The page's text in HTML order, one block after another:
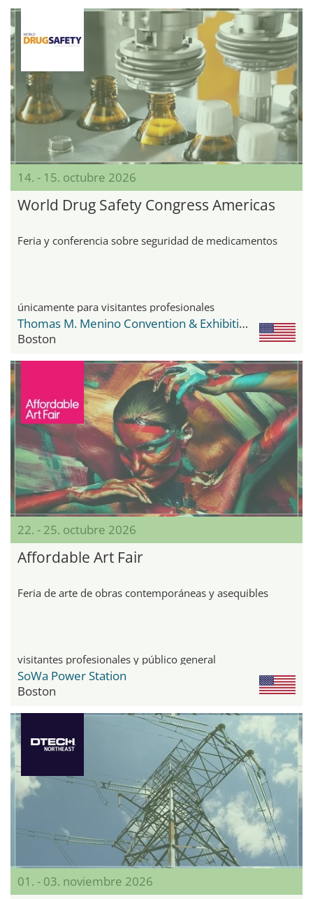
14. - 15. octubre 2026
World Drug Safety Congress Americas
Feria y conferencia sobre seguridad de medicamentos
únicamente para visitantes profesionales
Thomas M. Menino Convention & Exhibition Center
Boston
22. - 25. octubre 2026
Affordable Art Fair
Feria de arte de obras contemporáneas y asequibles
visitantes profesionales y público general
SoWa Power Station
Boston
01. - 03. noviembre 2026